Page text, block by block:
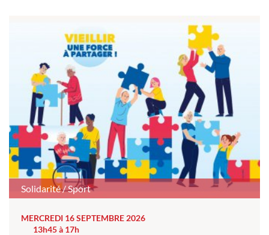
Solidarité / Sport
MERCREDI 16 SEPTEMBRE 2026
13h45 à 17h